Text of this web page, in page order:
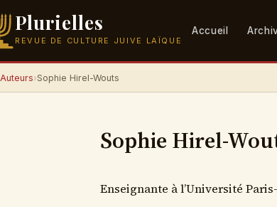
Plurielles
REVUE DE CULTURE JUIVE LAÏQUE
Accueil
Auteurs›Sophie Hirel-Wouts
Sophie Hirel-
Enseignante à l’Université